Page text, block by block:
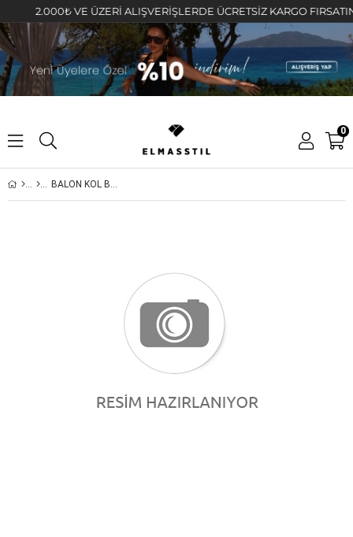
2.000₺ VE ÜZERİ ALIŞVERİŞLERDE ÜCRETSİZ KARGO FIRSATINI
0
BALON KOL BASIC T-SHIRT